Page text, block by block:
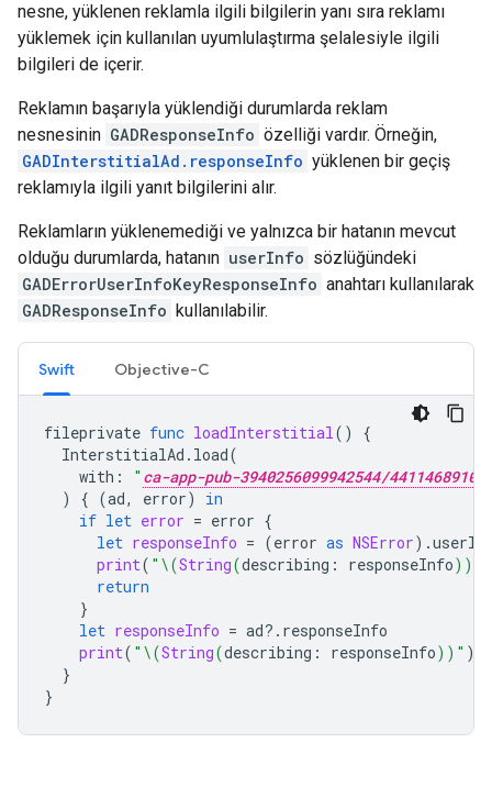
nesne, yüklenen reklamla ilgili bilgilerin yanı sıra reklamı
yüklemek için kullanılan uyumlulaştırma şelalesiyle ilgili
bilgileri de içerir.
Reklamın başarıyla yüklendiği durumlarda reklam
nesnesinin GADResponseInfo özelliği vardır. Örneğin,
GADInterstitialAd.responseInfo yüklenen bir geçiş
reklamıyla ilgili yanıt bilgilerini alır.
Reklamların yüklenemediği ve yalnızca bir hatanın mevcut
olduğu durumlarda, hatanın userInfo sözlüğündeki
GADErrorUserInfoKeyResponseInfo anahtarı kullanılarak
GADResponseInfo kullanılabilir.
Swift Objective-C
fileprivate func loadInterstitial()
{
InterstitialAd . load(
with : " ca-app-pub-3940256099942544/4411468910
)
{ (ad, error)
in
if let error = error {
let responseInfo = (error as NSError).
print( " \(String(describing : responseInfo))
return
}
let responseInfo = ad?. responseInfo
print( " \(String(describing : responseInfo)) " )
}
}